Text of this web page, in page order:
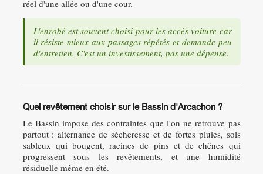
réel d'une allée ou d'une cour.
L'enrobé est souvent choisi pour les accès voiture car
il résiste mieux aux passages répétés et demande peu
d'entretien. C'est un investissement, pas une dépense.
Quel revêtement choisir sur le Bassin d'Arcachon ?
Le Bassin impose des contraintes que l'on ne retrouve pas
partout : alternance de sécheresse et de fortes pluies, sols
sableux qui bougent, racines de pins et de chênes qui
progressent sous les revêtements, et une humidité
résiduelle même en été.